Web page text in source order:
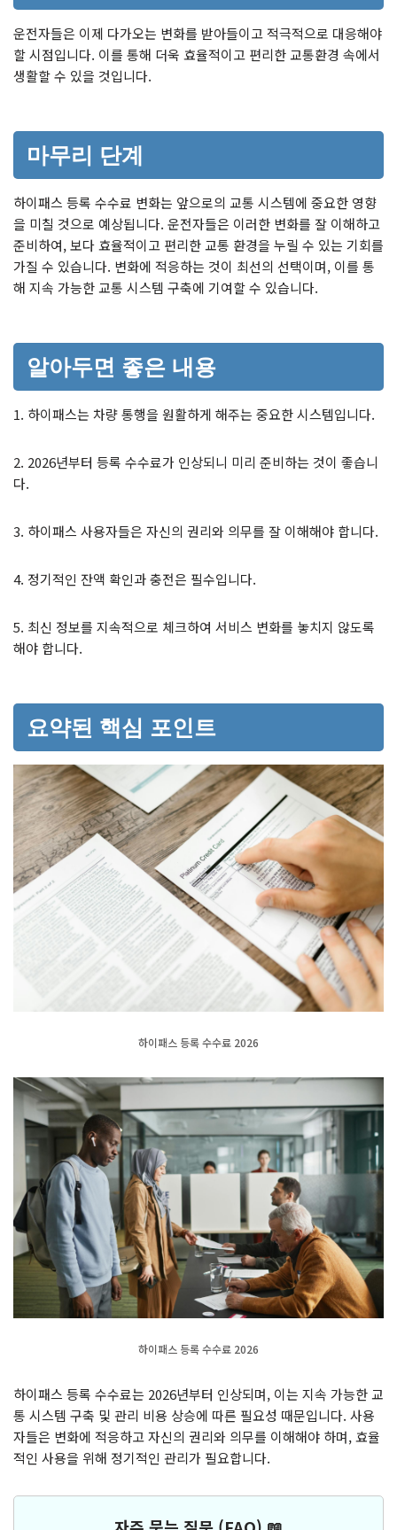
운전자들은 이제 다가오는 변화를 받아들이고 적극적으로 대응해야
할 시점입니다. 이를 통해 더욱 효율적이고 편리한 교통환경 속에서
생활할 수 있을 것입니다.
마무리 단계
하이패스 등록 수수료 변화는 앞으로의 교통 시스템에 중요한 영향
을 미칠 것으로 예상됩니다. 운전자들은 이러한 변화를 잘 이해하고
준비하여, 보다 효율적이고 편리한 교통 환경을 누릴 수 있는 기회를
가질 수 있습니다. 변화에 적응하는 것이 최선의 선택이며, 이를 통
해 지속 가능한 교통 시스템 구축에 기여할 수 있습니다.
알아두면 좋은 내용
1. 하이패스는 차량 통행을 원활하게 해주는 중요한 시스템입니다.
2. 2026년부터 등록 수수료가 인상되니 미리 준비하는 것이 좋습니
다.
3. 하이패스 사용자들은 자신의 권리와 의무를 잘 이해해야 합니다.
4. 정기적인 잔액 확인과 충전은 필수입니다.
5. 최신 정보를 지속적으로 체크하여 서비스 변화를 놓치지 않도록
해야 합니다.
요약된 핵심 포인트
하이패스 등록 수수료 2026
하이패스 등록 수수료 2026
하이패스 등록 수수료는 2026년부터 인상되며, 이는 지속 가능한 교
통 시스템 구축 및 관리 비용 상승에 따른 필요성 때문입니다. 사용
자들은 변화에 적응하고 자신의 권리와 의무를 이해해야 하며, 효율
적인 사용을 위해 정기적인 관리가 필요합니다.